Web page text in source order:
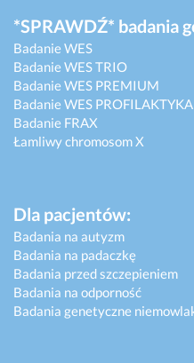
*SPRAWDŹ* badania
Badanie WES
Badanie WES TRIO
Badanie WES PREMIUM
Badanie WES PROFILAKTYKA
Badanie FRAX
Łamliwy chromosom X
Dla pacjentów:
Badania na autyzm
Badania na padaczkę
Badania przed szczepieniem
Badania na odporność
Badania genetyczne